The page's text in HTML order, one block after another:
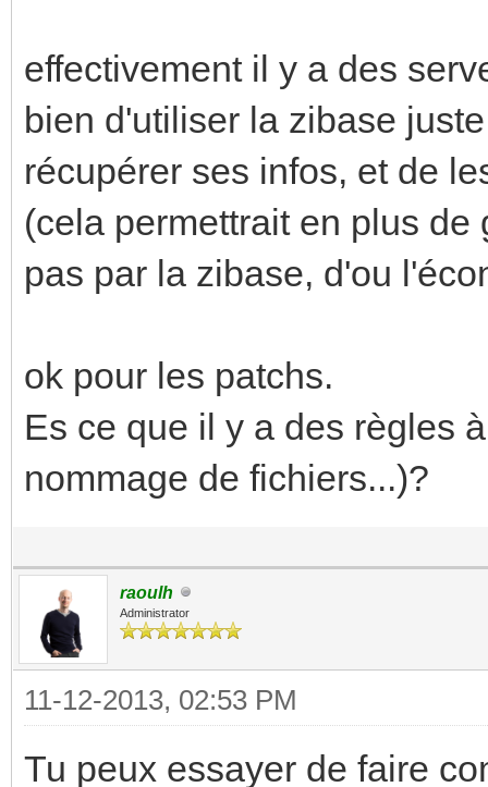
effectivement il y a des
bien d'utiliser la zibase
récupérer ses infos, et de
(cela permettrait en plus
pas par la zibase, d'ou
ok pour les patchs.
Es ce que il y a des règles
nommage de fichiers...)?
raoulh
Administrator
11-12-2013, 02:53 PM
Tu peux essayer de faire